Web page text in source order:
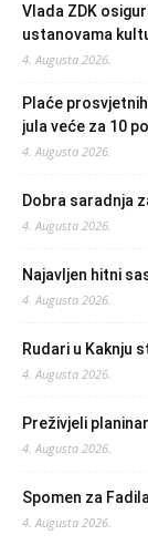
Vlada ZDK
ustanovama
4. Augusta 2026.
Plaće
jula veće za 10
4. Augusta 2026.
Dobra saradnja
4. Augusta 2026.
Najavljen hitni
4. Augusta 2026.
Rudari u Kaknju
4. Augusta 2026.
Preživjeli
4. Augusta 2026.
Spomen za
4. Augusta 2026.